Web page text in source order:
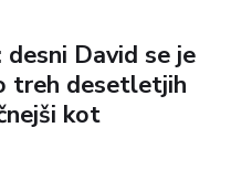
David se je
treh desetletjih
kot